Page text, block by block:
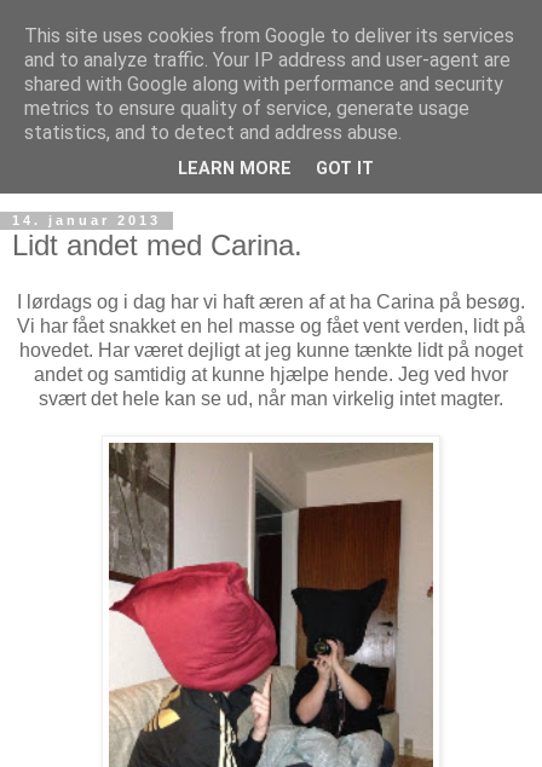
14. januar 2013
Lidt andet med Carina.
I lørdags og i dag har vi haft æren af at ha Carina på besøg.
Vi har fået snakket en hel masse og fået vent verden, lidt på
hovedet. Har været dejligt at jeg kunne tænkte lidt på noget
andet og samtidig at kunne hjælpe hende. Jeg ved hvor
svært det hele kan se ud, når man virkelig intet magter.
This site uses cookies from Google to deliver its services
and to analyze traffic. Your IP address and user-agent are
shared with Google along with performance and security
metrics to ensure quality of service, generate usage
statistics, and to detect and address abuse.
LEARN MORE GOT IT